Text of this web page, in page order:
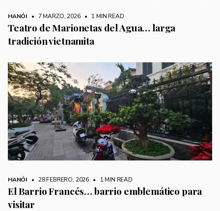
HANÓI • 7 MARZO, 2026 • 1 MIN READ
Teatro de Marionetas del Agua… larga
tradición vietnamita
HANÓI • 28 FEBRERO, 2026 • 1 MIN READ
El Barrio Francés… barrio emblemático para
visitar